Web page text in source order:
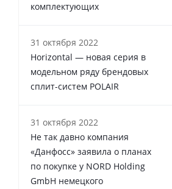
комплектующих
31 октября 2022
Horizontal — новая серия в
модельном ряду брендовых
сплит-систем POLAIR
31 октября 2022
Не так давно компания
«Данфосс» заявила о планах
по покупке у NORD Holding
GmbH немецкого